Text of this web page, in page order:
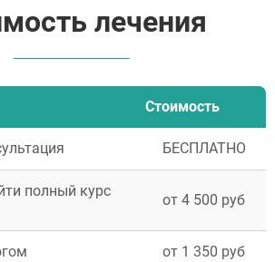
лечения
Стоимость
БЕСПЛАТНО
полный курс
от 4 500 руб
от 1 350 руб